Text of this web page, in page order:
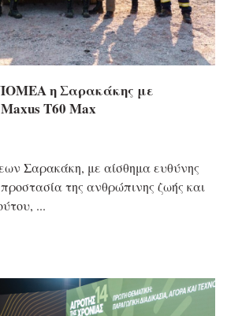
η Σαρακάκης με
T60 Max
Σαρακάκη, με αίσθημα ευθύνης
της ανθρώπινης ζωής και